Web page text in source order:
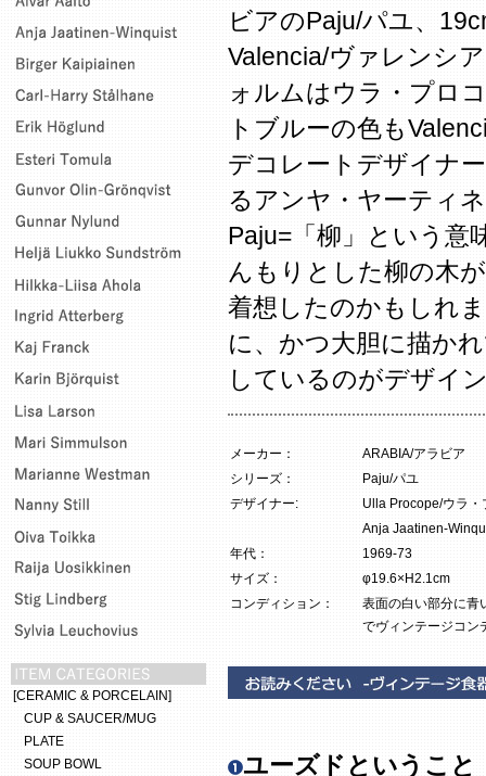
ビアのPaju/パユ、
Valencia/ヴァレンシ
ォルムはウラ・プロ
トブルーの色も
デコレートデザイナ
るアンヤ・ヤーティ
Paju=「柳」という意
んもりとした柳の木
着想したのかもしれ
に、かつ大胆に描か
しているのがデザイ
メーカー：
ARABIA/アラビア
シリーズ：
Paju/パユ
デザイナー:
Ulla Procope/ウラ・
Anja Jaatinen-
年代：
1969-73
サイズ：
φ19.6×H2.1cm
コンディション：
表面の白い部分に青
でヴィンテージコン
ユーズドということ
[CERAMIC & PORCELAIN]
CUP & SAUCER/MUG
PLATE
SOUP BOWL